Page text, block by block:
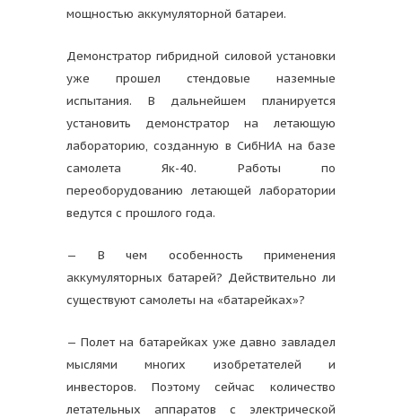
мощностью аккумуляторной батареи.
Демонстратор гибридной силовой установки
уже прошел стендовые наземные
испытания. В дальнейшем планируется
установить демонстратор на летающую
лабораторию, созданную в СибНИА на базе
самолета Як-40. Работы по
переоборудованию летающей лаборатории
ведутся с прошлого года.
— В чем особенность применения
аккумуляторных батарей? Действительно ли
существуют самолеты на «батарейках»?
— Полет на батарейках уже давно завладел
мыслями многих изобретателей и
инвесторов. Поэтому сейчас количество
летательных аппаратов с электрической